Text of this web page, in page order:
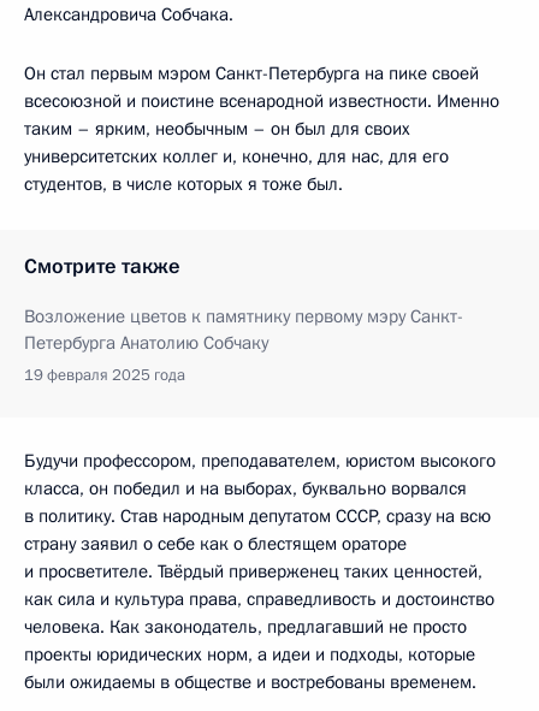
Александровича Собчака.
Он стал первым мэром Санкт-Петербурга на пике своей
всесоюзной и поистине всенародной известности. Именно
таким – ярким, необычным – он был для своих
университетских коллег и, конечно, для нас, для его
студентов, в числе которых я тоже был.
Смотрите также
Возложение цветов к памятнику первому мэру Санкт-
Петербурга Анатолию Собчаку
19 февраля 2025 года
Будучи профессором, преподавателем, юристом высокого
класса, он победил и на выборах, буквально ворвался
в политику. Став народным депутатом СССР, сразу на всю
страну заявил о себе как о блестящем ораторе
и просветителе. Твёрдый приверженец таких ценностей,
как сила и культура права, справедливость и достоинство
человека. Как законодатель, предлагавший не просто
проекты юридических норм, а идеи и подходы, которые
были ожидаемы в обществе и востребованы временем.